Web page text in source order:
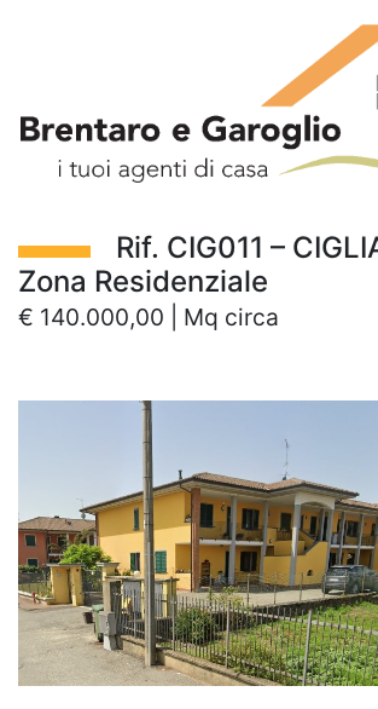
Rif. CIG011 –
Zona Residenziale
€ 140.000,00 | Mq circa